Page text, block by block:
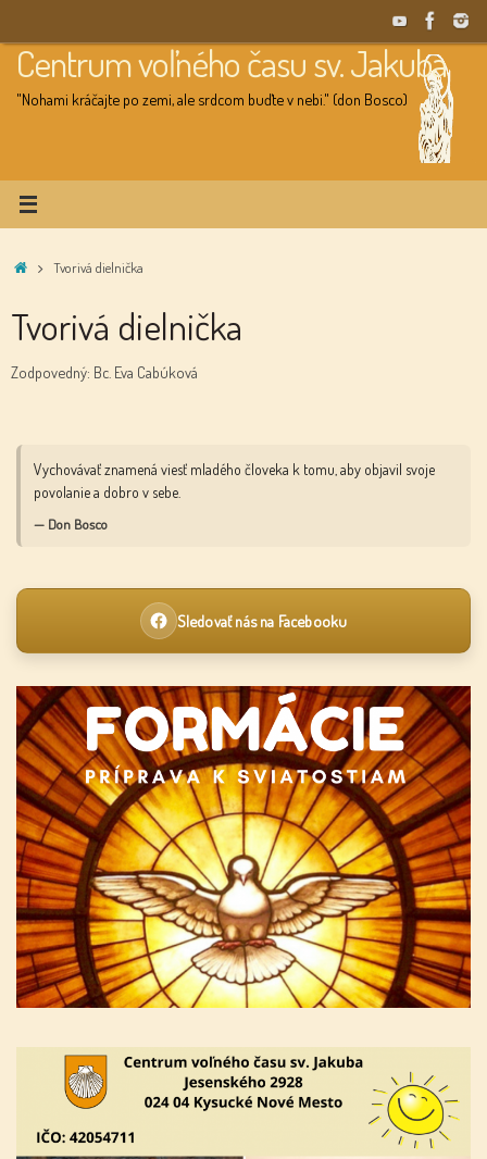
to
content
Centrum voľného času sv. Jakuba
"Nohami kráčajte po zemi, ale srdcom buďte v nebi." (don Bosco)
HomeTvorivá dielnička
Tvorivá dielnička
Zodpovedný: Bc. Eva Cabúková
Vychovávať znamená viesť mladého človeka k tomu, aby objavil svoje
povolanie a dobro v sebe.
— Don Bosco
Sledovať nás na Facebooku